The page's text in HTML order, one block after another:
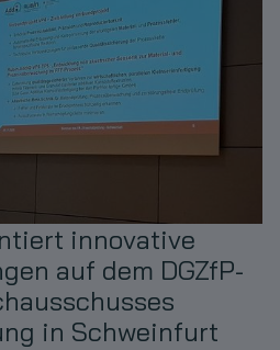
innovative
auf dem DGZfP-
in Schweinfurt